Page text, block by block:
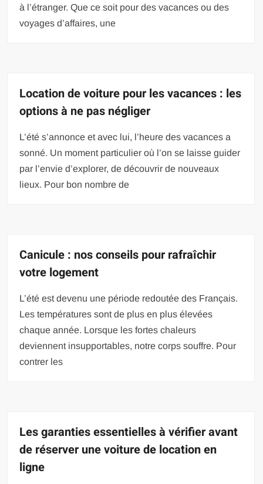
à l’étranger. Que ce soit pour des vacances ou des
voyages d’affaires, une
Location de voiture pour les vacances : les
options à ne pas négliger
L’été s’annonce et avec lui, l’heure des vacances a
sonné. Un moment particulier où l’on se laisse guider
par l’envie d’explorer, de découvrir de nouveaux
lieux. Pour bon nombre de
Canicule : nos conseils pour rafraîchir
votre logement
L’été est devenu une période redoutée des Français.
Les températures sont de plus en plus élevées
chaque année. Lorsque les fortes chaleurs
deviennent insupportables, notre corps souffre. Pour
contrer les
Les garanties essentielles à vérifier avant
de réserver une voiture de location en
ligne